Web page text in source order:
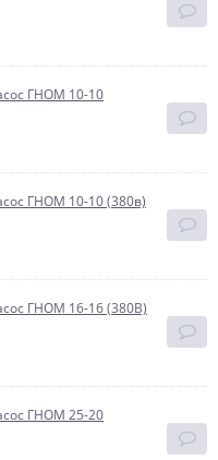
ГНОМ 10-10
ГНОМ 10-10 (380в)
ГНОМ 16-16 (380В)
ГНОМ 25-20